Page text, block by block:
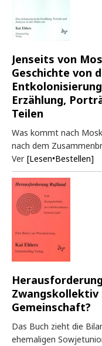
Jenseits von
Geschichte von
Erzählung,
Teilen
Was kommt nach
nach dem
Ver [Lesen•Bestellen]
Gemeinschaft?
Das Buch zieht die
ehemaligen